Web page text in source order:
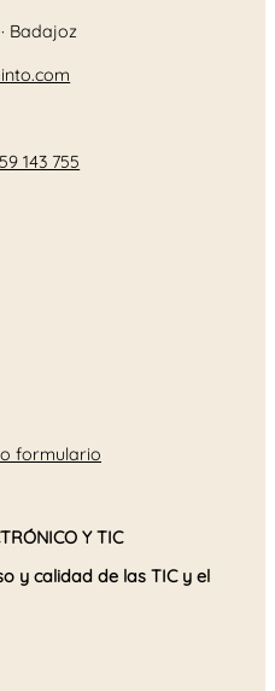
Badajoz
143 755
formulario
Y TIC
y calidad de las TIC y el